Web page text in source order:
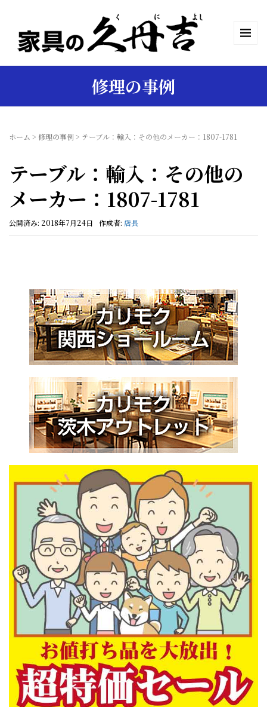
修理の事例
ホーム > 修理の事例 > テーブル：輸入：その他のメーカー：1807-1781
テーブル：輸入：その他の
メーカー：1807-1781
公開済み: 2018年7月24日 作成者: 店長